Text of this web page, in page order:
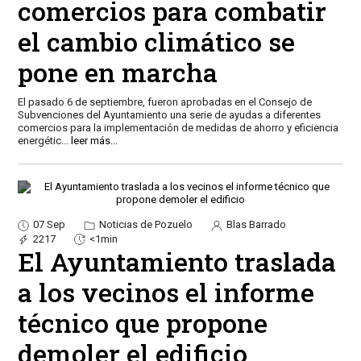
comercios para combatir
el cambio climático se
pone en marcha
El pasado 6 de septiembre, fueron aprobadas en el Consejo de
Subvenciones del Ayuntamiento una serie de ayudas a diferentes
comercios para la implementación de medidas de ahorro y eficiencia
energétic... leer más...
07 Sep Noticias de Pozuelo
Blas Barrado
2217
<1min
El Ayuntamiento traslada
a los vecinos el informe
técnico que propone
demoler el edificio